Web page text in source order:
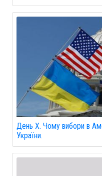
День Х. Чому вибори в
України.